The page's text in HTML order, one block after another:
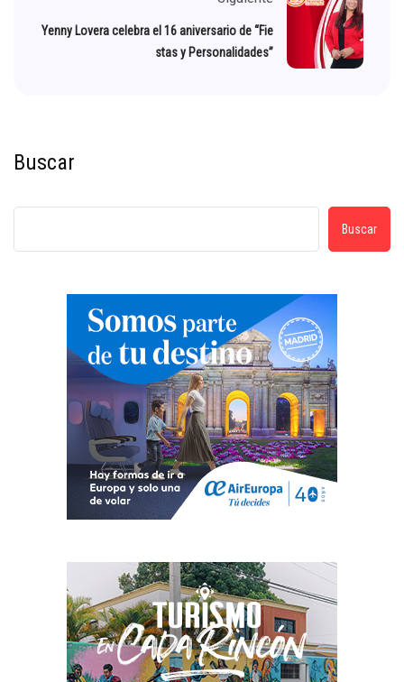
Yenny Lovera celebra el 16 aniversario de “Fie
stas y Personalidades”
Buscar
Buscar